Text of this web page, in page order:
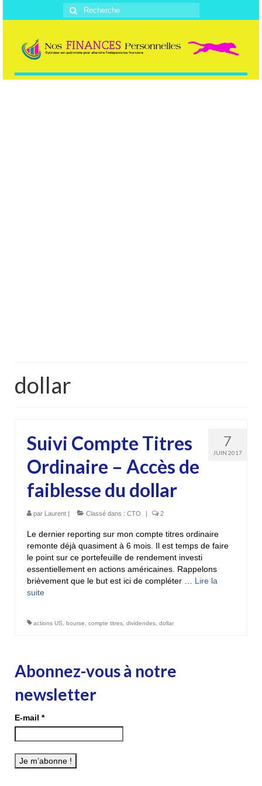
Rechercher
:
dollar
7
JUIN 2017
Suivi Compte Titres
Ordinaire – Accès de
faiblesse du dollar
par Laurent | Classé dans : CTO | 2
Le dernier reporting sur mon compte titres ordinaire
remonte déjà quasiment à 6 mois. Il est temps de faire
le point sur ce portefeuille de rendement investi
essentiellement en actions américaines. Rappelons
brièvement que le but est ici de compléter … Lire la
suite­­
actions US bourse compte titres dividendes dollar
Abonnez-vous à notre
newsletter
E-mail *